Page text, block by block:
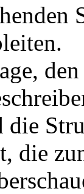
die
die